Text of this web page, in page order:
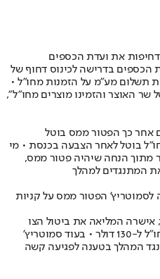
את ועדת הכספים
הכספים בדרישה לכינוס דחוף של
תשלום מע״מ על הזמנות מחו״ל •
שר האוצר והזמינו מוצרים מחו״ל",
אחר כך הפטור ממס בוטל
בוטל לאחר הצבעה בכנסת • מי
מוצרים בשווי של עד 130 דולר מתוך הנחה שיהיה פטור ממס,
המתנגדים למהלך
לסמוטריץ' הפטור ממס על קניות
אישרה המליאה את ביטול הצו
שהעלה את הפטור ממס על קניות בחו"ל ל-130 דולר • בעוד סמוטריץ'
המהלך בטענה לפגיעה קשה